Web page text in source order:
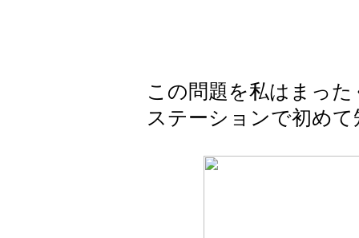
この問題を私はまっ
ステーションで初め